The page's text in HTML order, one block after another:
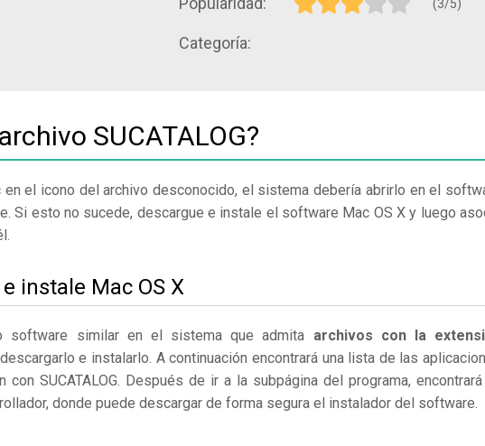
(3/5)
Categoría:
SUCATALOG?
el icono del archivo desconocido, el sistema debería abrirlo en el
Si esto no sucede, descargue e instale el software Mac OS X y luego
instale Mac OS X
similar en el sistema que admita archivos con la
e instalarlo. A continuación encontrará una lista de las
SUCATALOG. Después de ir a la subpágina del programa, encontrará
donde puede descargar de forma segura el instalador del software.